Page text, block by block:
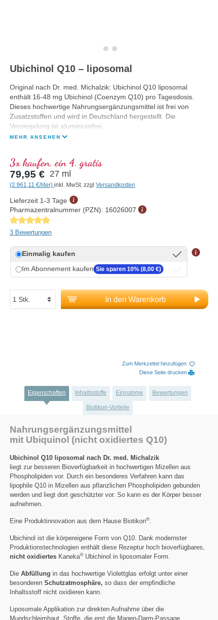
Ubichinol Q10 – liposomal
Original nach Dr. med. Michalzik: Ubichinol Q10 liposomal
enthält 16-48 mg Ubichinol (Coenzym Q10) pro Tagesdosis.
Dieses hochwertige Nahrungsergänzungsmittel ist frei von
Zusatzstoffen und wird in Deutschland hergestellt. Die
Versiegelung ist aluminiumfrei.
MEHR ANSEHEN
3x kaufen, ein 4. gratis
79,95 € 27 ml
(2.961,11 €/liter) inkl. MwSt. zzgl Versandkosten
Lieferzeit 1-3 Tage
Pharmazentralnummer (PZN): 16026007
Durchschnittliche Bewertung von 5 von 5 Sternen
3 Bewertungen
Einmalig kaufen
Im Abonnement kaufen Sie sparen 10% (8,00 €)
In den Warenkorb
Zum Merkzettel hinzufügen
Diese Seite drucken
Eigenschaften Inhaltsstoffe Einnahme Bewertungen
Biotikon-Vorteile
Nahrungsergänzungsmittel
mit Ubiquinol (nicht oxidiertes Q10)
Ubichinol Q10 liposomal nach Dr. med. Michalzik
liegt zur besseren Bioverfügbarkeit in hochwertigen Mizellen aus
Phospholipiden vor. Durch ein besonderes Verfahren kann das
lipophile Q10 in Mizellen aus pflanzlichen Phospholipiden gebunden
werden und liegt dort geschützter vor. So kann es der Körper besser
aufnehmen.
Eine Produktinnovation aus dem Hause Biotikon®.
Ubichinol ist die körpereigene Form von Q10. Dank modernster
Produktionstechnologien enthält diese Rezeptur hoch bioverfügbares,
nicht oxidiertes Kaneka®Ubichinol in liposomaler Form.
Die Abfüllung in das hochwertige Violettglas erfolgt unter einer
besonderen Schutzatmosphäre, so dass der empfindliche
Inhaltsstoff nicht oxidieren kann.
Liposomale Applikation zur direkten Aufnahme über die
Mundschleimhaut. Stoffe, die erst die Magen-Darm-Passage